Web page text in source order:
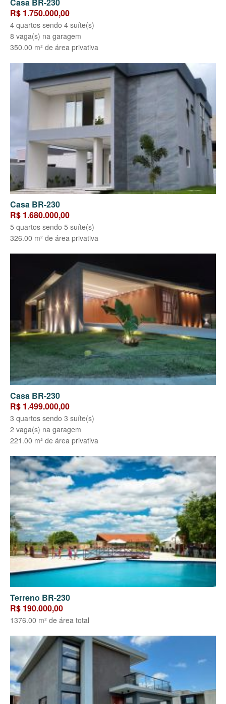
R$ 1.750.000,00
4 quartos sendo 4 suíte(s)
8 vaga(s) na garagem
350.00 m² de área privativa
Casa BR-230
R$ 1.680.000,00
5 quartos sendo 5 suíte(s)
326.00 m² de área privativa
Casa BR-230
R$ 1.499.000,00
3 quartos sendo 3 suíte(s)
2 vaga(s) na garagem
221.00 m² de área privativa
Terreno BR-230
R$ 190.000,00
1376.00 m² de área total